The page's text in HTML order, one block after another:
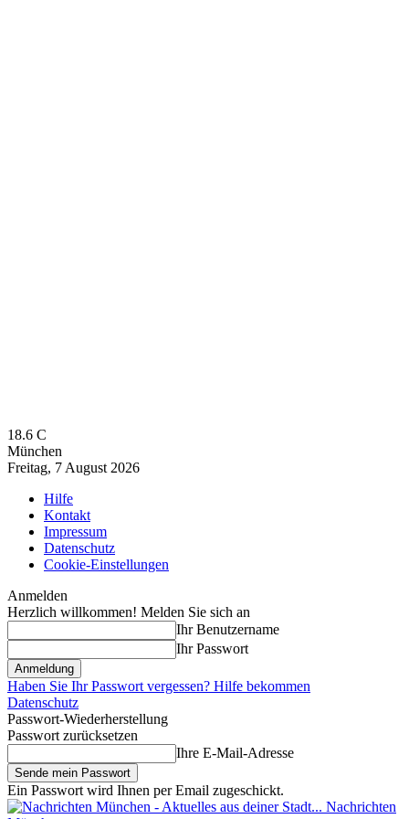
18.6 C
München
Freitag, 7 August 2026
Hilfe
Kontakt
Impressum
Datenschutz
Cookie-Einstellungen
Anmelden
Herzlich willkommen! Melden Sie sich an
Ihr Benutzername
Ihr Passwort
Haben Sie Ihr Passwort vergessen? Hilfe bekommen
Datenschutz
Passwort-Wiederherstellung
Passwort zurücksetzen
Ihre E-Mail-Adresse
Ein Passwort wird Ihnen per Email zugeschickt.
Nachrichten